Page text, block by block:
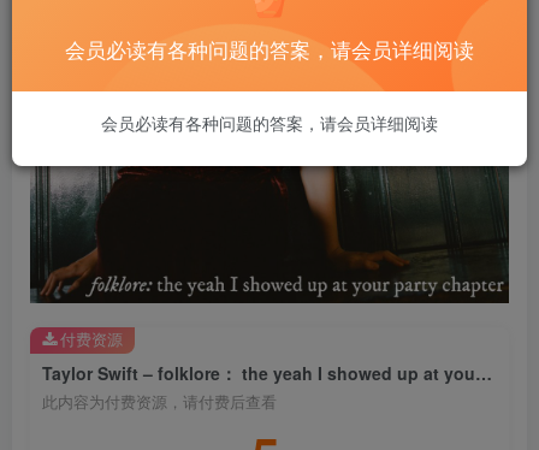
Taylor Swift – folklore： the yeah I showed up at your party chapterⒺ【44.1kHz／24bit】法国区
此内容为付费资源，请付费后查看
付费资源
会员必读有各种问题的答案，请会员详细阅读
会员必读有各种问题的答案，请会员详细阅读